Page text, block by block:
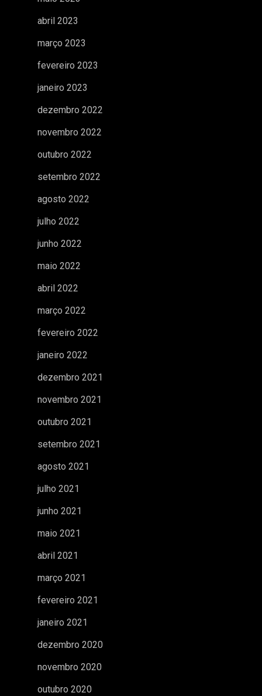
abril 2023
março 2023
fevereiro 2023
janeiro 2023
dezembro 2022
novembro 2022
outubro 2022
setembro 2022
agosto 2022
julho 2022
junho 2022
maio 2022
abril 2022
março 2022
fevereiro 2022
janeiro 2022
dezembro 2021
novembro 2021
outubro 2021
setembro 2021
agosto 2021
julho 2021
junho 2021
maio 2021
abril 2021
março 2021
fevereiro 2021
janeiro 2021
dezembro 2020
novembro 2020
outubro 2020